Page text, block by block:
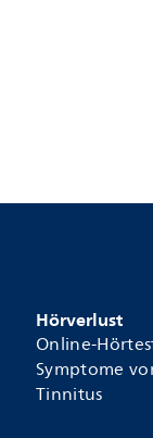
Hörverlust
Online-
Symptome
Tinnitus